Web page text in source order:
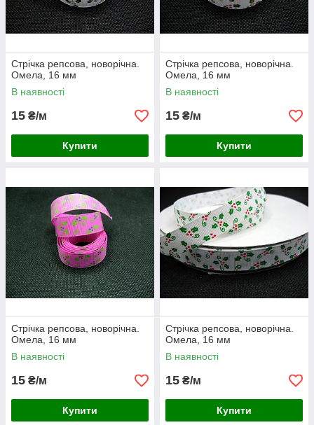
Стрічка репсова, новорічна.
Омела, 16 мм
В наявності
15 ₴/м
Купити
Стрічка репсова, новорічна.
Омела, 16 мм
В наявності
15 ₴/м
Купити
Стрічка репсова, новорічна.
Омела, 16 мм
В наявності
15 ₴/м
Купити
Стрічка репсова, новорічна.
Омела, 16 мм
В наявності
15 ₴/м
Купити